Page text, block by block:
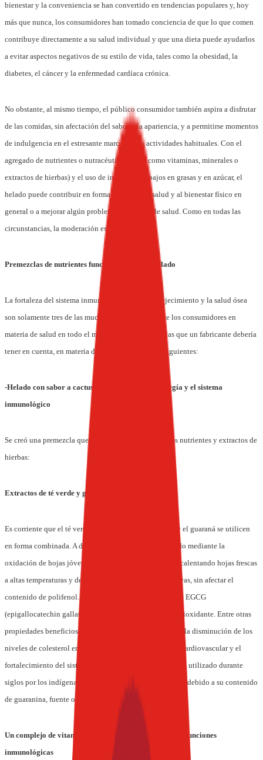
bienestar y la conveniencia se han convertido en tendencias populares y, hoy
más que nunca, los consumidores han tomado conciencia de que lo que comen
contribuye directamente a su salud individual y que una dieta puede ayudarlos
a evitar aspectos negativos de su estilo de vida, tales como la obesidad, la
diabetes, el cáncer y la enfermedad cardíaca crónica.
No obstante, al mismo tiempo, el público consumidor también aspira a disfrutar
de las comidas, sin afectación del sabor y la apariencia, y a permitirse momentos
de indulgencia en el estresante marco de sus actividades habituales. Con el
agregado de nutrientes o nutracéuticos (tales como vitaminas, minerales o
extractos de hierbas) y el uso de ingredientes bajos en grasas y en azúcar, el
helado puede contribuir en forma efectiva a la salud y al bienestar físico en
general o a mejorar algún problema específico de salud. Como en todas las
circunstancias, la moderación es la clave.
Premezclas de nutrientes funcionales para el helado
La fortaleza del sistema inmunológico, el antienvejecimiento y la salud ósea
son solamente tres de las muchas preocupaciones de los consumidores en
materia de salud en todo el mundo. Entre las fórmulas que un fabricante debería
tener en cuenta, en materia de helados, figuran las siguientes:
-Helado con sabor a cactus, para fortalecer la energía y el sistema
inmunológico
Se creó una premezcla que puede incluir los siguientes nutrientes y extractos de
hierbas:
Extractos de té verde y guaraná
Es corriente que el té verde (fuente natural de cafeína) y el guaraná se utilicen
en forma combinada. A diferencia del té negro, producido mediante la
oxidación de hojas jóvenes de té, el té verde se elabora calentando hojas frescas
a altas temperaturas y desactivando las enzimas oxidativas, sin afectar el
contenido de polifenol. Su alto nivel de polifenoles y de EGCG
(epigallocatechin gallate) lo convierte en un potente antioxidante. Entre otras
propiedades beneficiosas para la salud se han informado la disminución de los
niveles de colesterol en suero, la promoción de la salud cardiovascular y el
fortalecimiento del sistema inmunológico. El guaraná fue utilizado durante
siglos por los indígenas del Amazonas como energizante, debido a su contenido
de guaranina, fuente originaria de cafeína.
Un complejo de vitaminas B y C y zinc para fortalecer funciones
inmunológicas